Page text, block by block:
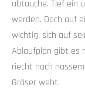
abtauche. Tief ein
werden. Doch auf
wichtig, sich auf
Ablaufplan gibt es
riecht nach
Gräser weht.